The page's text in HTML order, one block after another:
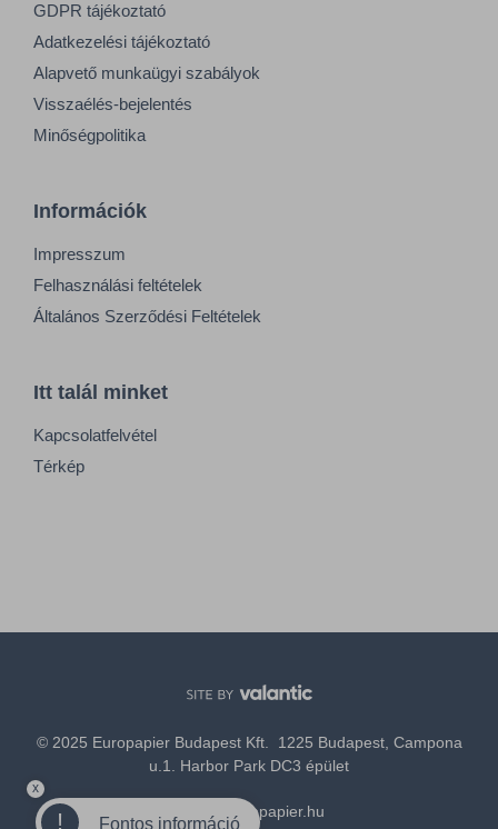
GDPR tájékoztató
Adatkezelési tájékoztató
Alapvető munkaügyi szabályok
Visszaélés-bejelentés
Minőségpolitika
Információk
Impresszum
Felhasználási feltételek
Általános Szerződési Feltételek
Itt talál minket
Kapcsolatfelvétel
Térkép
© 2025 Europapier Budapest Kft. 1225 Budapest, Campona
u.1. Harbor Park DC3 épület
office@europapier.hu
! Fontos információ
x